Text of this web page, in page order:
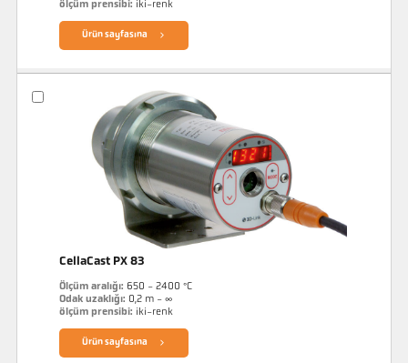
ölçüm prensibi: iki-renk
Ürün sayfasına
CellaCast PX 83
Ölçüm aralığı: 650 - 2400 °C
Odak uzaklığı: 0,2 m - ∞
ölçüm prensibi: iki-renk
Ürün sayfasına